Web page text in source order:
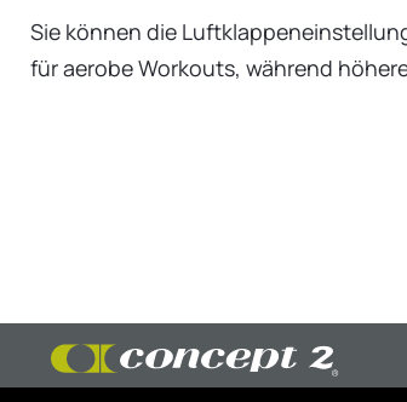
Sie können die
für aerobe Workouts, während